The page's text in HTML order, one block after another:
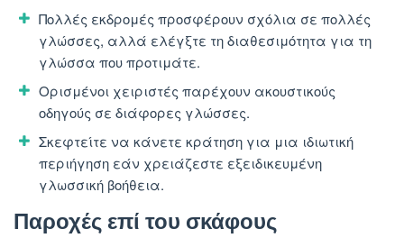
Πολλές εκδρομές προσφέρουν σχόλια σε πολλές
γλώσσες, αλλά ελέγξτε τη διαθεσιμότητα για τη
γλώσσα που προτιμάτε.
Ορισμένοι χειριστές παρέχουν ακουστικούς
οδηγούς σε διάφορες γλώσσες.
Σκεφτείτε να κάνετε κράτηση για μια ιδιωτική
περιήγηση εάν χρειάζεστε εξειδικευμένη
γλωσσική βοήθεια.
Παροχές επί του σκάφους